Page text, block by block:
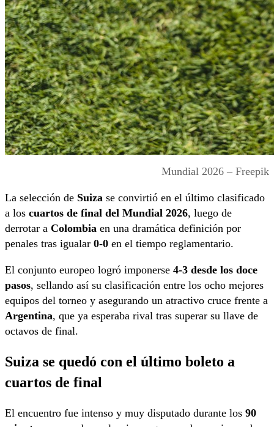
Mundial 2026 – Freepik
La selección de Suiza se convirtió en el último clasificado
a los cuartos de final del Mundial 2026, luego de
derrotar a Colombia en una dramática definición por
penales tras igualar 0-0 en el tiempo reglamentario.
El conjunto europeo logró imponerse 4-3 desde los doce
pasos, sellando así su clasificación entre los ocho mejores
equipos del torneo y asegurando un atractivo cruce frente a
Argentina, que ya esperaba rival tras superar su llave de
octavos de final.
Suiza se quedó con el último boleto a
cuartos de final
El encuentro fue intenso y muy disputado durante los 90